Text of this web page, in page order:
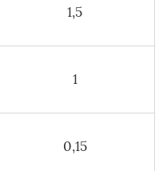
1,5
1
0,15